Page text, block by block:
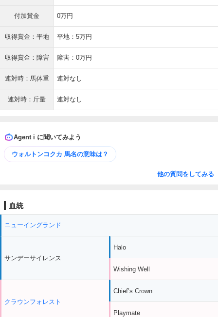
付加賞金 0万円
収得賞金：平地 平地：5万円
収得賞金：障害 障害：0万円
連対時：馬体重 連対なし
連対時：斤量 連対なし
Agent i に聞いてみよう
ウォルトンコクカ 馬名の意味は？
他の質問をしてみる
血統
ニューイングランド
サンデーサイレンス
クラウンフォレスト
Halo
Wishing Well
Chief’s Crown
Playmate